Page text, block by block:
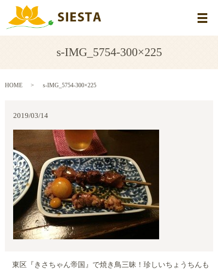
メ
s-IMG_5754-300×225
HOME s-IMG_5754-300×225
2019/03/14
東区『きさちゃん帝国』で焼き鳥三昧！珍しいちょうちんも